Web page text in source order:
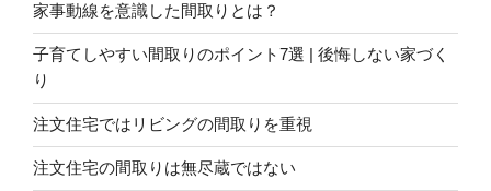
家事動線を意識した間取りとは？
子育てしやすい間取りのポイント7選 | 後悔しない家づく
り
注文住宅ではリビングの間取りを重視
注文住宅の間取りは無尽蔵ではない